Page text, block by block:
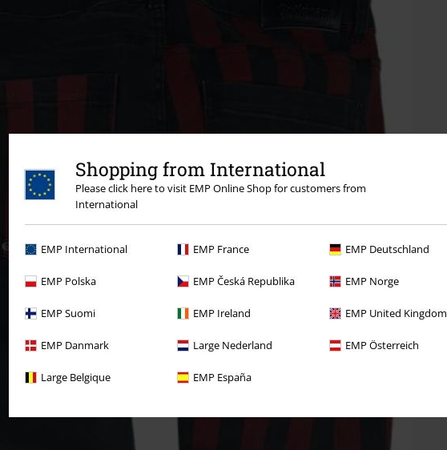
Shopping from International
Please click here to visit EMP Online Shop for customers from
International
EMP International EMP France EMP Deutschland
EMP Polska EMP Česká Republika EMP Norge
EMP Suomi EMP Ireland EMP United Kingdom
EMP Danmark Large Nederland EMP Österreich
Large Belgique EMP España